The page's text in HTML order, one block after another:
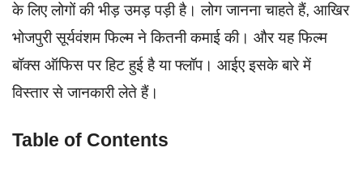
के लिए लोगों की भीड़ उमड़ पड़ी है। लोग जानना चाहते हैं, आखिर
भोजपुरी सूर्यवंशम फिल्म ने कितनी कमाई की। और यह फिल्म
बॉक्स ऑफिस पर हिट हुई है या फ्लॉप। आईए इसके बारे में
विस्तार से जानकारी लेते हैं।
Table of Contents